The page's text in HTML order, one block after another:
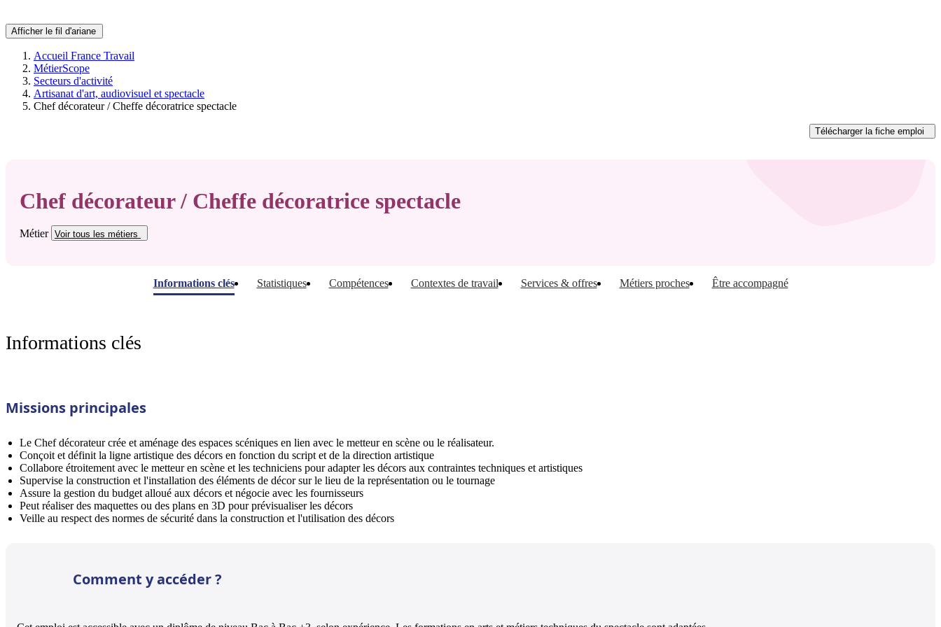
Afficher le fil d'ariane
Accueil France Travail
MétierScope
Secteurs d'activité
Artisanat d'art, audiovisuel et spectacle
Chef décorateur / Cheffe décoratrice spectacle
Télécharger la fiche emploi
Chef décorateur / Cheffe décoratrice spectacle
Métier Voir tous les métiers
Informations clés Statistiques Compétences Contextes de travail Services & offres Métiers proches Être accompagné
Informations clés
Missions principales
Le Chef décorateur crée et aménage des espaces scéniques en lien avec le metteur en scène ou le réalisateur.
Conçoit et définit la ligne artistique des décors en fonction du script et de la direction artistique
Collabore étroitement avec le metteur en scène et les techniciens pour adapter les décors aux contraintes techniques et artistiques
Supervise la construction et l'installation des éléments de décor sur le lieu de la représentation ou le tournage
Assure la gestion du budget alloué aux décors et négocie avec les fournisseurs
Peut réaliser des maquettes ou des plans en 3D pour prévisualiser les décors
Veille au respect des normes de sécurité dans la construction et l'utilisation des décors
Comment y accéder ?